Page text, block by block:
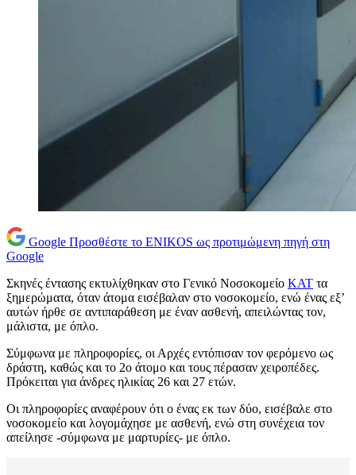
Google Προσθέστε το ENIKOS ως προτιμώμενη πηγή στη
Google
Σκηνές έντασης εκτυλίχθηκαν στο Γενικό Νοσοκομείο ΚΑΤ τα
ξημερώματα, όταν άτομα εισέβαλαν στο νοσοκομείο, ενώ ένας εξ’
αυτών ήρθε σε αντιπαράθεση με έναν ασθενή, απειλώντας τον,
μάλιστα, με όπλο.
Σύμφωνα με πληροφορίες, οι Αρχές εντόπισαν τον φερόμενο ως
δράστη, καθώς και το 2ο άτομο και τους πέρασαν χειροπέδες.
Πρόκειται για άνδρες ηλικίας 26 και 27 ετών.
Οι πληροφορίες αναφέρουν ότι ο ένας εκ των δύο, εισέβαλε στο
νοσοκομείο και λογομάχησε με ασθενή, ενώ στη συνέχεια τον
απείλησε -σύμφωνα με μαρτυρίες- με όπλο.